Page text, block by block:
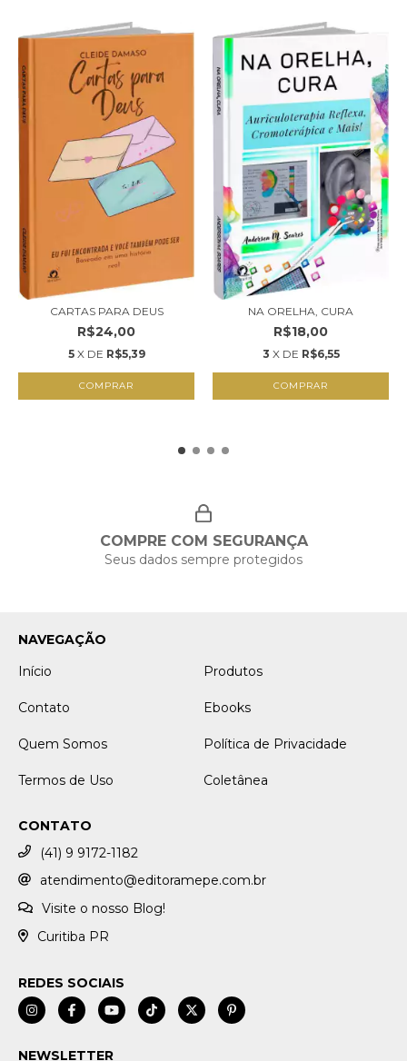
CARTAS PARA DEUS
R$24,00
5 X DE R$5,39
COMPRAR
NA ORELHA, CURA
R$18,00
3 X DE R$6,55
COMPRAR
COMPRE COM SEGURANÇA
Seus dados sempre protegidos
NAVEGAÇÃO
Início
Produtos
Contato Ebooks
Quem Somos Política de Privacidade
Termos de Uso Coletânea
CONTATO
(41) 9 9172-1182
atendimento@editoramepe.com.br
Visite o nosso Blog!
Curitiba PR
REDES SOCIAIS
NEWSLETTER